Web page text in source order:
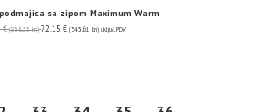
sa zipom Maximum Warm
€ (836.33 kn) 72.15 € (543.61 kn) uključ. PDV